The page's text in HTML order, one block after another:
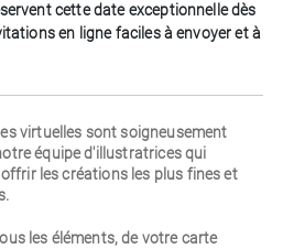
cette date exceptionnelle dès
en ligne faciles à envoyer et à
virtuelles sont soigneusement
équipe d'illustratrices qui
les créations les plus fines et
les éléments, de votre carte